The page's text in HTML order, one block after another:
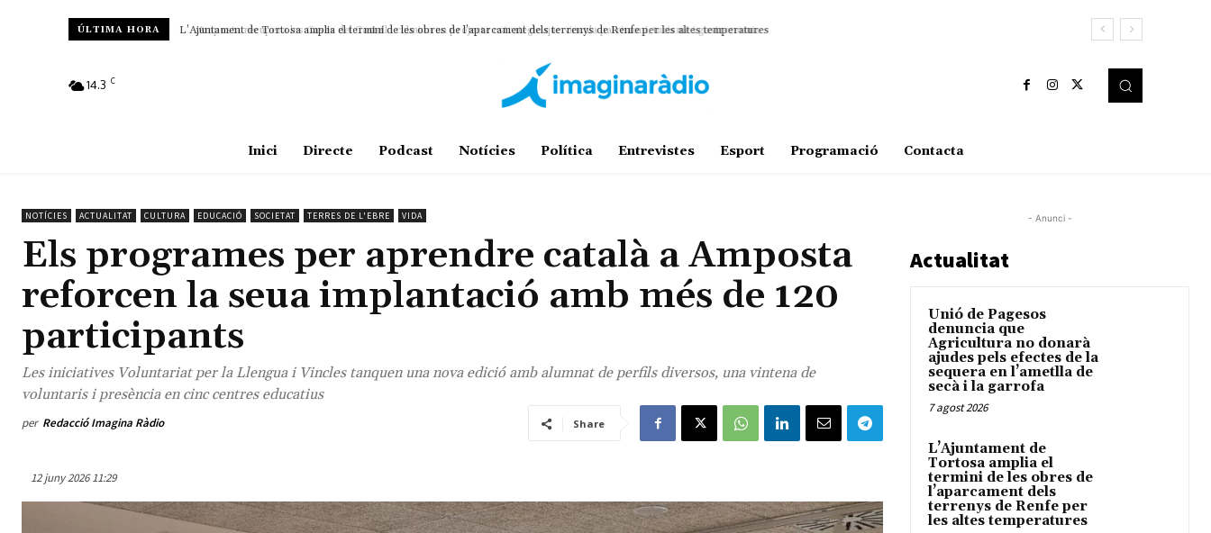
ÚLTIMA HORA Amposta recupera les Cases del Castell i culmina un projecte estratègic que vincula patrimoni, turisme i gastronomia
14.3 C
Inici Directe Podcast Notícies Política Entrevistes Esport Programació Contacta
NOTÍCIES ACTUALITAT CULTURA EDUCACIÓ SOCIETAT TERRES DE L'EBRE VIDA
Els programes per aprendre català a Amposta
reforcen la seua implantació amb més de 120
participants
Les iniciatives Voluntariat per la Llengua i Vincles tanquen una nova edició amb alumnat de perfils diversos, una vintena de
voluntaris i presència en cinc centres educatius
per Redacció Imagina Ràdio Share
12 juny 2026 11:29
- Anunci -
Actualitat
Unió de Pagesos
denuncia que
Agricultura no donarà
ajudes pels efectes de la
sequera en l’ametlla de
secà i la garrofa
7 agost 2026
L’Ajuntament de
Tortosa amplia el
termini de les obres de
l’aparcament dels
terrenys de Renfe per
les altes temperatures